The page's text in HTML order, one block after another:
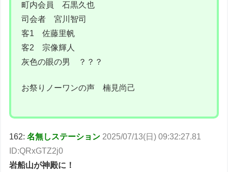
町内会員 石黒久也
司会者 宮川智司
客1 佐藤里帆
客2 宗像輝人
灰色の眼の男 ？？？
お祭りノーワンの声 楠見尚己
162:名無しステーション 2025/07/13(日) 09:32:27.81
ID:QRxGTZ2j0
岩船山が神殿に！